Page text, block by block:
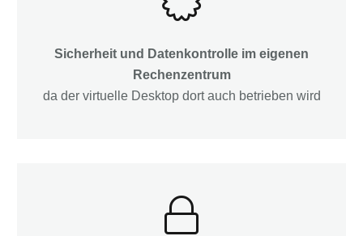
Sicherheit und Datenkontrolle im eigenen
Rechenzentrum
da der virtuelle Desktop dort auch betrieben wird